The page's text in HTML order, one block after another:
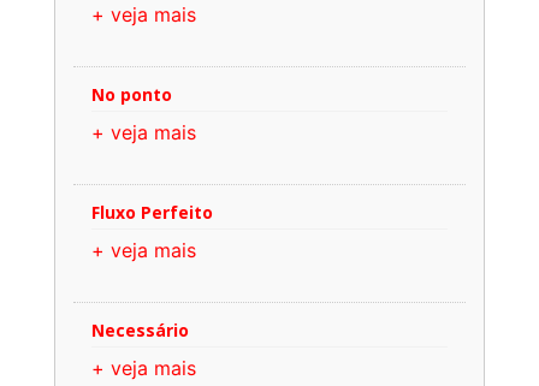
+ veja mais
No ponto
+ veja mais
Fluxo Perfeito
+ veja mais
Necessário
+ veja mais